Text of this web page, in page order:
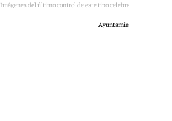
Imágenes del último control de este tipo celebrado en Mérida.
Ayuntamiento de Mérida